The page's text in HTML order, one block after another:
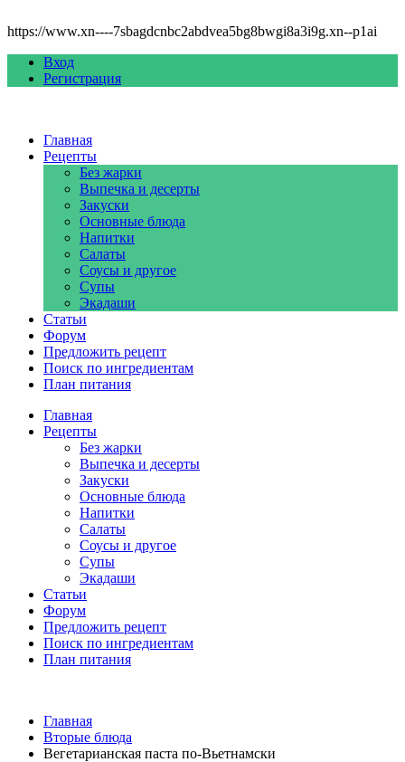
https://www.xn----7sbagdcnbc2abdvea5bg8bwgi8a3i9g.xn--p1ai
Вход
Регистрация
Главная
Рецепты
Без жарки
Выпечка и десерты
Закуски
Основные блюда
Напитки
Салаты
Соусы и другое
Супы
Экадаши
Статьи
Форум
Предложить рецепт
Поиск по ингредиентам
План питания
Главная
Рецепты
Без жарки
Выпечка и десерты
Закуски
Основные блюда
Напитки
Салаты
Соусы и другое
Супы
Экадаши
Статьи
Форум
Предложить рецепт
Поиск по ингредиентам
План питания
Главная
Вторые блюда
Вегетарианская паста по-Вьетнамски